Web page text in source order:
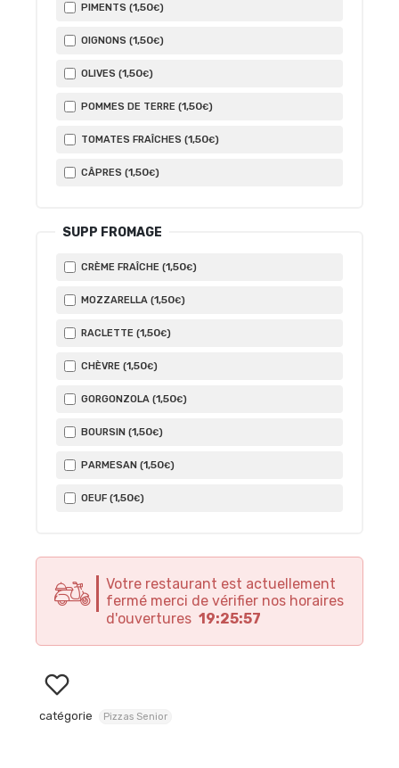
PIMENTS (1,50€)
OIGNONS (1,50€)
OLIVES (1,50€)
POMMES DE TERRE (1,50€)
TOMATES FRAÎCHES (1,50€)
CÂPRES (1,50€)
SUPP FROMAGE
CRÈME FRAÎCHE (1,50€)
MOZZARELLA (1,50€)
RACLETTE (1,50€)
CHÈVRE (1,50€)
GORGONZOLA (1,50€)
BOURSIN (1,50€)
PARMESAN (1,50€)
OEUF (1,50€)
Votre restaurant est actuellement
fermé merci de vérifier nos horaires
d'ouvertures 19:25:57
catégorie Pizzas Senior